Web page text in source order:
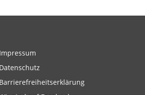
Impressum
Datenschutz
Barrierefreiheitserklärung